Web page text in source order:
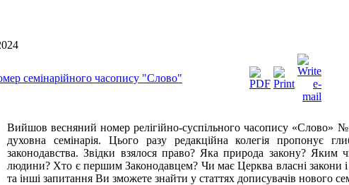
семінарійного часопису "Слово"
Вийшов весняний номер релігійно-суспільного часопису «Слово»
духовна семінарія. Цього разу редакційна колегія пропонує
законодавства. Звідки взялося право? Яка природа закону? Яким
людини? Хто є першим Законодавцем? Чи має Церква власні закони і
та інші запитання Ви зможете знайти у статтях дописувачів нового